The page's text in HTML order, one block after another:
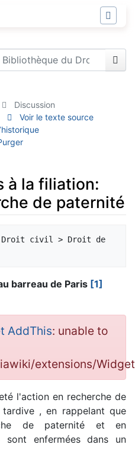
Discussion
Voir le texte source
à la filiation:
de paternité
Droit civil > Droit de
barreau de Paris [1]
AddThis: unable to
extensions/
l'action en recherche de
, en rappelant que
de paternité et en
sont enfermées dans un